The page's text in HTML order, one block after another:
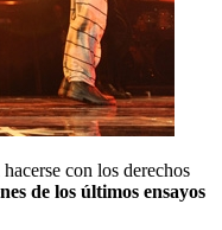
con los derechos
de los últimos ensayos